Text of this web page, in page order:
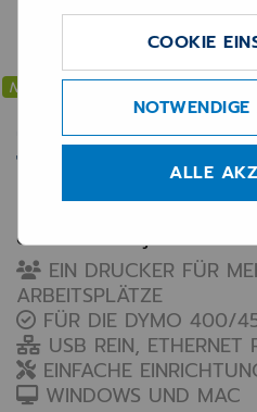
DYMO
Server –
für DYMO
drucken von jedem
EIN DRUCKER FÜR
ARBEITSPLÄTZE
FÜR DIE DYMO 400/
USB REIN, ETHERNET
EINFACHE
WINDOWS UND MAC
Netzwerkfähig
COOKIE
ALLE